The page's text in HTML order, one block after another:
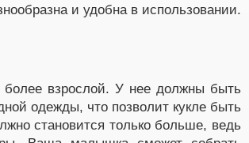
и удобна в использовании.
более взрослой. У нее должны быть
одежды, что позволит кукле быть
становится только больше, ведь